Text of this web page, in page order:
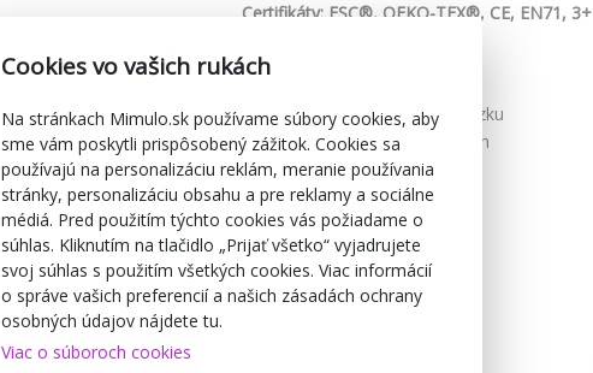
Certifikáty: FSC®, OEKO-TEX®, CE, EN71, 3+
Kód
Farba
Podľa obrázku
Vhodné pre
Pre všetkých
Cookies vo vašich rukách
Na stránkach Mimulo.sk používame súbory cookies, aby
sme vám poskytli prispôsobený zážitok. Cookies sa
používajú na personalizáciu reklám, meranie používania
stránky, personalizáciu obsahu a pre reklamy a sociálne
médiá. Pred použitím týchto cookies vás požiadame o
súhlas. Kliknutím na tlačidlo „Prijať všetko“ vyjadrujete
svoj súhlas s použitím všetkých cookies. Viac informácií
o správe vašich preferencií a našich zásadách ochrany
osobných údajov nájdete tu.
Viac o súboroch cookies